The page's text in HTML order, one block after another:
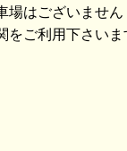
場はございません
をご利用下さいま